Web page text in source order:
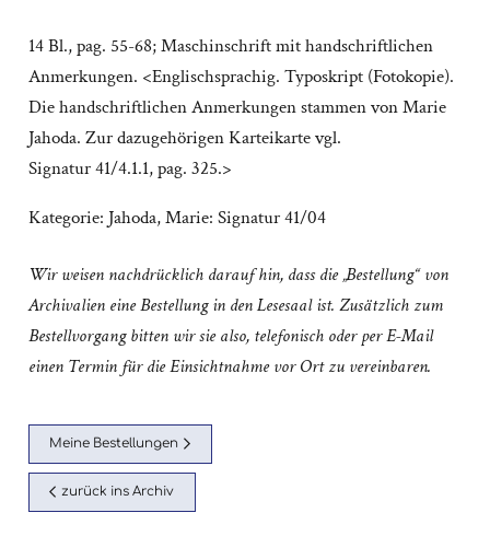
14 Bl., pag. 55-68; Maschinschrift mit handschriftlichen
Anmerkungen. <Englischsprachig. Typoskript (Fotokopie).
Die handschriftlichen Anmerkungen stammen von Marie
Jahoda. Zur dazugehörigen Karteikarte vgl.
Signatur 41/4.1.1, pag. 325.>
Kategorie: Jahoda, Marie: Signatur 41/04
Wir weisen nachdrücklich darauf hin, dass die „Bestellung“ von
Archivalien eine Bestellung in den Lesesaal ist. Zusätzlich zum
Bestellvorgang bitten wir sie also, telefonisch oder per E-Mail
einen Termin für die Einsichtnahme vor Ort zu vereinbaren.
Meine Bestellungen
zurück ins Archiv